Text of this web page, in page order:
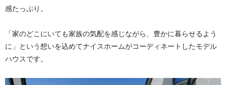
感たっぷり。
「家のどこにいても家族の気配を感じながら、豊かに暮らせるよう
に」という想いを込めてナイスホームがコーディネートしたモデル
ハウスです。